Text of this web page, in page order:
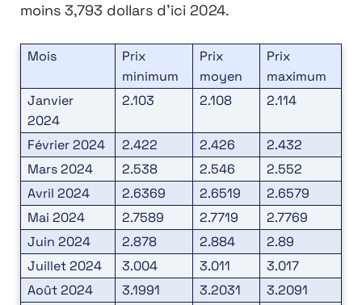
moins 3,793 dollars d’ici 2024.
Mois
Prix
minimum
Prix
moyen
Prix
maximum
Janvier
2024
2.103 2.108 2.114
Février 2024 2.422 2.426
2.432
Mars 2024
2.538 2.546
2.552
Avril 2024
2.6369 2.6519
2.6579
Mai 2024
2.7589 2.7719
2.7769
Juin 2024
2.878 2.884
2.89
Juillet 2024
3.004 3.011
3.017
Août 2024
3.1991 3.2031
3.2091